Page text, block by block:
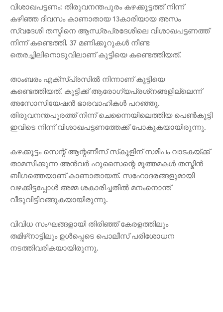
വിശാഖപട്ടണം: തിരുവനന്തപുരം കഴക്കൂട്ടത്ത് നിന്ന്
കഴിഞ്ഞ ദിവസം കാണാതായ 13കാരിയായ അസം
സ്വദേശി തസ്മിനെ ആന്ധ്രപ്രദേശിലെ വിശാഖപട്ടണത്ത്
നിന്ന് കണ്ടെത്തി. 37 മണിക്കൂറുകള്‍ നീണ്ട
തെരച്ചിലിനൊടുവിലാണ് കുട്ടിയെ കണ്ടെത്തിയത്.
താംബരം എക്‌സ്പ്രസില്‍ നിന്നാണ് കുട്ടിയെ
കണ്ടെത്തിയത്. കുട്ടിക്ക് ആരോഗ്യപ്രശ്‌നങ്ങളില്ലെന്ന്
അസോസിയേഷന്‍ ഭാരവാഹികള്‍ പറഞ്ഞു.
തിരുവനന്തപുരത്ത് നിന്ന് ചെന്നൈയിലെത്തിയ പെണ്‍കുട്ടി
ഇവിടെ നിന്ന് വിശാഖപട്ടണത്തേക്ക് പോകുകയായിരുന്നു.
കഴക്കൂട്ടം സെന്റ് ആന്റണീസ് സ്‌കൂളിന് സമീപം വാടകയ്ക്ക്
താമസിക്കുന്ന അന്‍വര്‍ ഹുസൈന്റെ മൂത്തമകള്‍ തസ്മിന്‍
ബീഗത്തെയാണ് കാണാതായത്. സഹോദരങ്ങളുമായി
വഴക്കിട്ടപ്പോള്‍ അമ്മ ശകാരിച്ചതില്‍ മനംനൊന്ത്
വീടുവിട്ടിറങ്ങുകയായിരുന്നു.
വിവിധ സംഘങ്ങളായി തിരിഞ്ഞ് കേരളത്തിലും
തമിഴ്‌നാട്ടിലും ഉള്‍പ്പെടെ പൊലീസ് പരിശോധന
നടത്തിവരികയായിരുന്നു.